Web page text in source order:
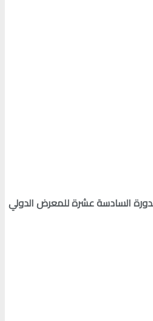
السادسة عشرة للمعرض الدولي